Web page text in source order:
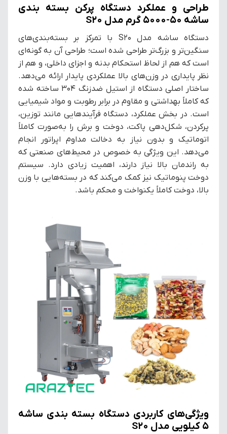
طراحی و عملکرد دستگاه پرکن بسته بندی
ساشه 50-5000 گرم مدل S20
دستگاه ساشه مدل S20 با تمرکز بر بسته‌بندی‌های
سنگین‌تر و بزرگ‌تر طراحی شده است؛ طراحی آن به گونه‌ای
است که هم از لحاظ استحکام بدنه و اجزای داخلی، و هم از
نظر پایداری در وزن‌های بالا عملکردی پایدار ارائه می‌دهد.
ساختار اصلی دستگاه از استیل ضدزنگ 304 ساخته شده
که کاملاً بهداشتی و مقاوم در برابر رطوبت و مواد شیمیایی
است. در بخش عملکرد، دستگاه فرآیندهایی مانند توزین،
پرکردن، شکل‌دهی پاکت، دوخت و برش را به‌صورت کاملاً
اتوماتیک و بدون نیاز به دخالت مداوم اپراتور انجام
می‌دهد. این ویژگی به خصوص در محیط‌های صنعتی که
به راندمان بالا نیاز دارند، اهمیت زیادی دارد. سیستم
دوخت پنوماتیک نیز کمک می‌کند که در بسته‌هایی با وزن
بالا، دوخت کاملاً یکنواخت و محکم باشد.
ویژگی‌های کاربردی دستگاه بسته بندی ساشه
5 کیلویی مدل S20